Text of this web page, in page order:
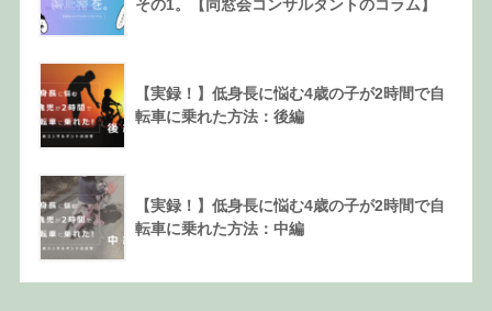
その1。【同窓会コンサルタントのコラム】
【実録！】低身長に悩む4歳の子が2時間で自
転車に乗れた方法：後編
【実録！】低身長に悩む4歳の子が2時間で自
転車に乗れた方法：中編